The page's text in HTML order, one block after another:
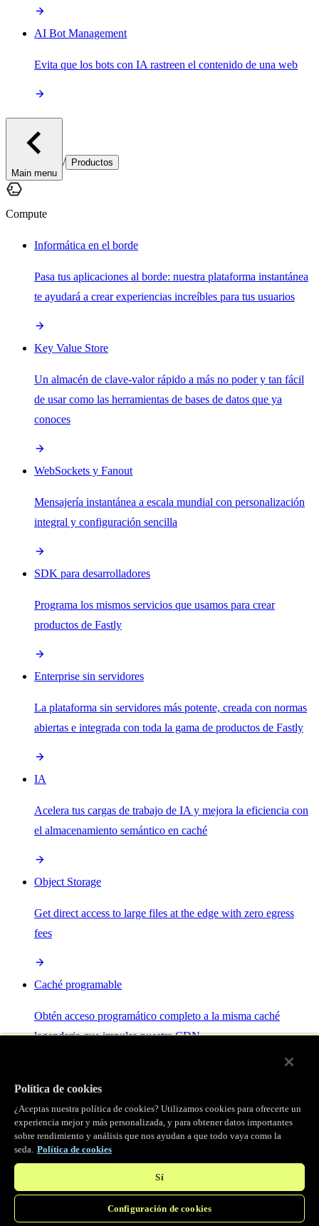
AI Bot Management
Evita que los bots con IA rastreen el contenido de una web
Main menu
/ Productos
Compute
Informática en el borde
Pasa tus aplicaciones al borde: nuestra plataforma instantánea
te ayudará a crear experiencias increíbles para tus usuarios
Key Value Store
Un almacén de clave-valor rápido a más no poder y tan fácil
de usar como las herramientas de bases de datos que ya
conoces
WebSockets y Fanout
Mensajería instantánea a escala mundial con personalización
integral y configuración sencilla
SDK para desarrolladores
Programa los mismos servicios que usamos para crear
productos de Fastly
Enterprise sin servidores
La plataforma sin servidores más potente, creada con normas
abiertas e integrada con toda la gama de productos de Fastly
IA
Acelera tus cargas de trabajo de IA y mejora la eficiencia con
el almacenamiento semántico en caché
Object Storage
Get direct access to large files at the edge with zero egress
fees
Caché programable
Obtén acceso programático completo a la misma caché
legendaria que impulsa nuestra CDN.
Servidor MCP
Control por IA para tus servicios Fastly.
Política de cookies
¿Aceptas nuestra política de cookies? Utilizamos cookies para ofrecerte un
experiencia mejor y más personalizada, y para obtener datos importantes
sobre rendimiento y análisis que nos ayudan a que todo vaya como la
seda. Política de cookies
Sí
Configuración de cookies